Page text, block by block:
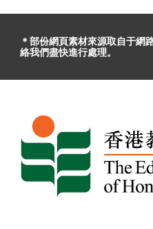
＊部份網頁素材來源取自于網
絡我們盡快進行處理。